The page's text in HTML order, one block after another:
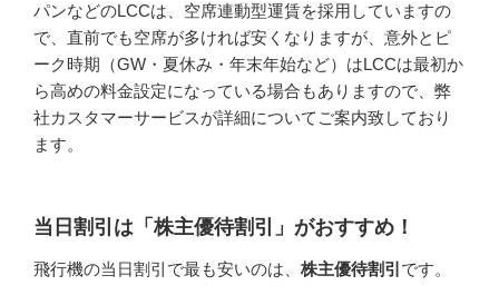
パンなどのLCCは、空席連動型運賃を採用していますの
で、直前でも空席が多ければ安くなりますが、意外とピ
ーク時期（GW・夏休み・年末年始など）はLCCは最初か
ら高めの料金設定になっている場合もありますので、弊
社カスタマーサービスが詳細についてご案内致しており
ます。
当日割引は「株主優待割引」がおすすめ！
飛行機の当日割引で最も安いのは、 株主優待割引 です。